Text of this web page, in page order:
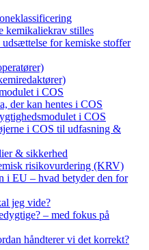
kemikaliekrav stilles
for kemiske stoffer
i COS
der kan hentes i COS
i COS
i COS til udfasning &
& sikkerhed
risikovurdering (KRV)
i EU – hvad betyder den for
jeg vide?
– med fokus på
håndterer vi det korrekt?